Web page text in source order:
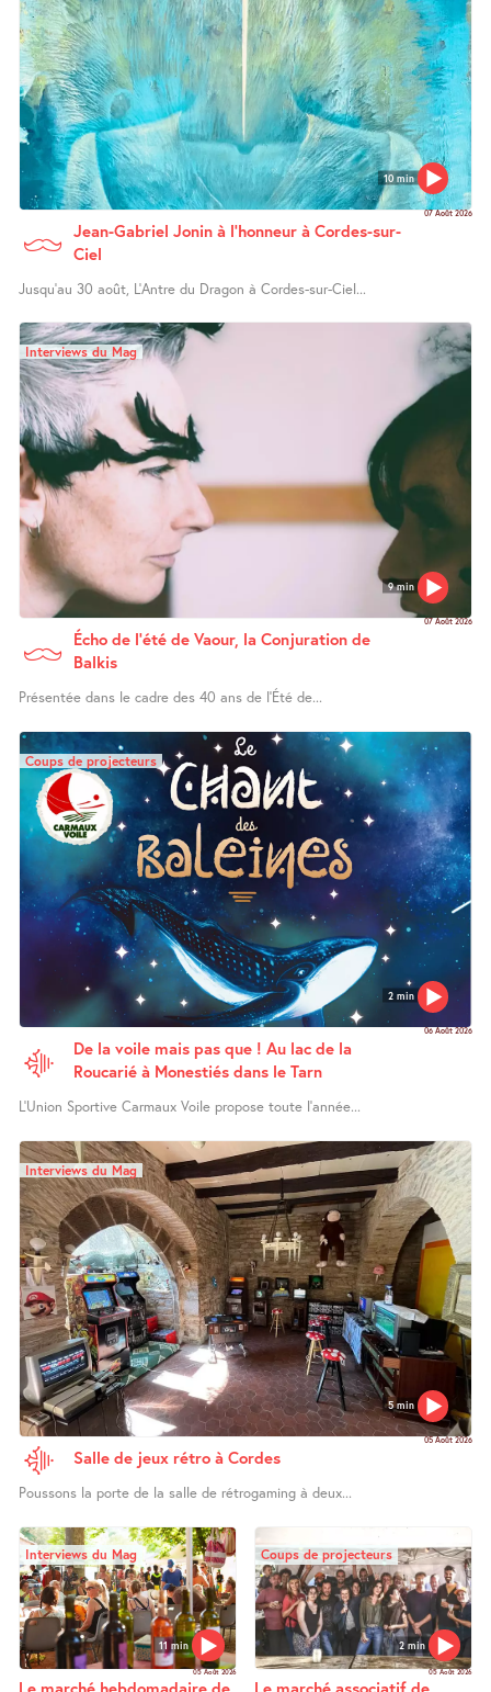
10 min
07 Août 2026
Jean-Gabriel Jonin à l’honneur à Cordes-sur-
Ciel
Jusqu’au 30 août, L’Antre du Dragon à Cordes-sur-Ciel...
9 min
Interviews du Mag
07 Août 2026
Écho de l’été de Vaour, la Conjuration de
Balkis
Présentée dans le cadre des 40 ans de l’Été de...
2 min
Coups de projecteurs
06 Août 2026
De la voile mais pas que ! Au lac de la
Roucarié à Monestiés dans le Tarn
L’Union Sportive Carmaux Voile propose toute l’année...
5 min
Interviews du Mag
05 Août 2026
Salle de jeux rétro à Cordes
Poussons la porte de la salle de rétrogaming à deux...
11 min
Interviews du Mag
05 Août 2026
Le marché hebdomadaire de
2 min
Coups de projecteurs
05 Août 2026
Le marché associatif de